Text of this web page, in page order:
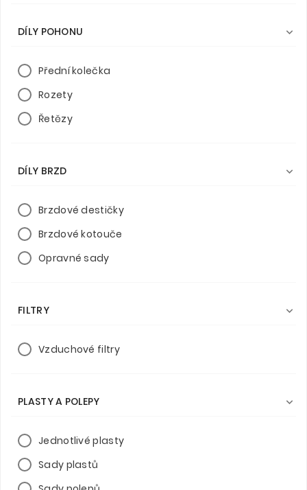
DÍLY POHONU 
Přední kolečka
Rozety
Řetězy
DÍLY BRZD 
Brzdové destičky
Brzdové kotouče
Opravné sady
FILTRY 
Vzduchové filtry
PLASTY A POLEPY 
Jednotlivé plasty
Sady plastů